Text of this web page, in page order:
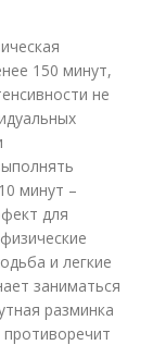
150 минут,
не
минут –
для
и легкие
заниматься
разминка